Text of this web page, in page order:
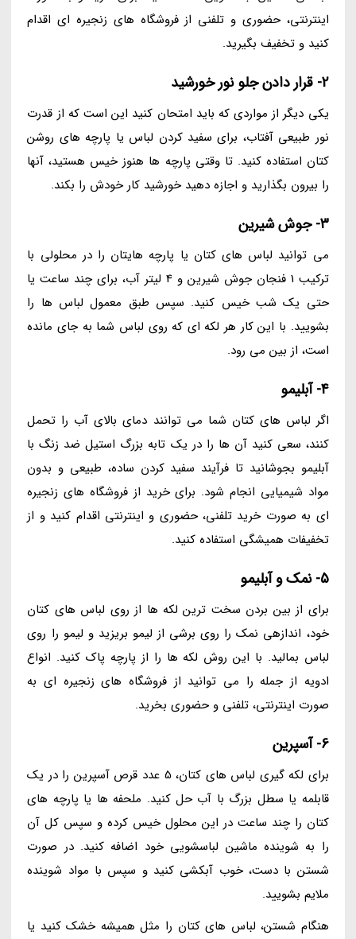
اینترنتی، حضوری و تلفنی از فروشگاه های زنجیره ای اقدام
کنید و تخفیف بگیرید.
2- قرار دادن جلو نور خورشید
یکی دیگر از مواردی که باید امتحان کنید این است که از قدرت
نور طبیعی آفتاب، برای سفید کردن لباس یا پارچه های روشن
کتان استفاده کنید. تا وقتی پارچه ها هنوز خیس هستید، آنها
را بیرون بگذارید و اجازه دهید خورشید کار خودش را بکند.
3- جوش شیرین
می توانید لباس های کتان یا پارچه هایتان را در محلولی با
ترکیب 1 فنجان جوش شیرین و 4 لیتر آب، برای چند ساعت یا
حتی یک شب خیس کنید. سپس طبق معمول لباس ها را
بشویید. با این کار هر لکه ای که روی لباس شما به جای مانده
است، از بین می رود.
4- آبلیمو
اگر لباس های کتان شما می توانند دمای بالای آب را تحمل
کنند، سعی کنید آن ها را در یک تابه بزرگ استیل ضد زنگ با
آبلیمو بجوشانید تا فرآیند سفید کردن ساده، طبیعی و بدون
مواد شیمیایی انجام شود. برای خرید از فروشگاه های زنجیره
ای به صورت خرید تلفنی، حضوری و اینترنتی اقدام کنید و از
تخفیفات همیشگی استفاده کنید.
5- نمک و آبلیمو
برای از بین بردن سخت ترین لکه ها از روی لباس های کتان
خود، اندازهی نمک را روی برشی از لیمو بریزید و لیمو را روی
لباس بمالید. با این روش لکه ها را از پارچه پاک کنید. انواع
ادویه از جمله را می توانید از فروشگاه های زنجیره ای به
صورت اینترنتی، تلفنی و حضوری بخرید.
6- آسپرین
برای لکه گیری لباس های کتان، 5 عدد قرص آسپرین را در یک
قابلمه یا سطل بزرگ با آب حل کنید. ملحفه ها یا پارچه های
کتان را چند ساعت در این محلول خیس کرده و سپس کل آن
را به شوینده ماشین لباسشویی خود اضافه کنید. در صورت
شستن با دست، خوب آبکشی کنید و سپس با مواد شوینده
ملایم بشویید.
هنگام شستن، لباس های کتان را مثل همیشه خشک کنید یا